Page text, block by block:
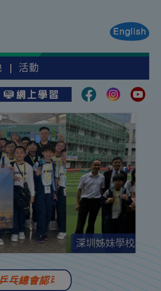
活動
深圳姊妹學校交流(學府
認可「乒乓球重點發展學校」本